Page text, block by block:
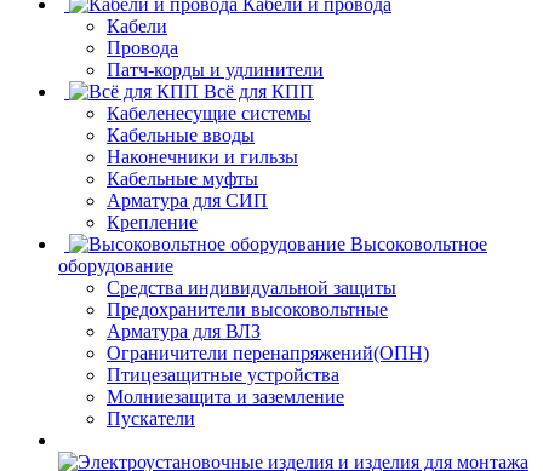
Кабели
Провода
Патч-корды и удлинители
Всё для КПП
Кабеленесущие системы
Кабельные вводы
Наконечники и гильзы
Кабельные муфты
Арматура для СИП
Крепление
Высоковольтное
оборудование
Средства индивидуальной защиты
Предохранители высоковольтные
Арматура для ВЛЗ
Ограничители перенапряжений(ОПН)
Птицезащитные устройства
Молниезащита и заземление
Пускатели